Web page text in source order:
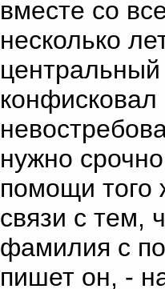
вместе со
несколько
конфисковал
нужно
помощи
связи с тем,
фамилия с
пишет он, -